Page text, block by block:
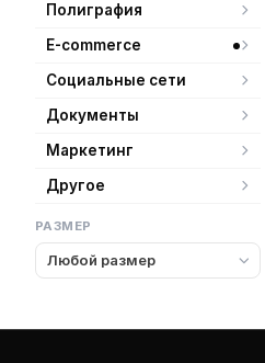
Полиграфия
E-commerce
Социальные сети
Документы
Маркетинг
Другое
РАЗМЕР
Любой размер